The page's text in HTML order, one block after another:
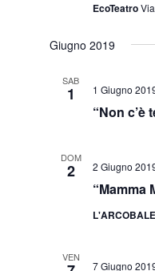
EcoTeatro
Giugno 2019
SAB
1
“Non c’è
1 Giugno
DOM
2
“Mamma
2 Giugno
VEN
7 Giugno